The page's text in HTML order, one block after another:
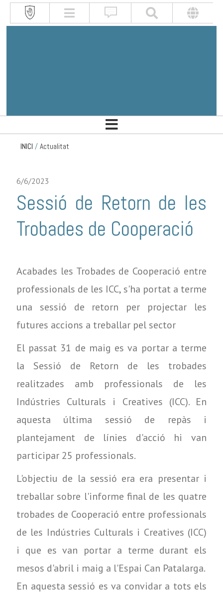
INICI / Actualitat
6/6/2023
Sessió de Retorn de les
Trobades de Cooperació
Acabades les Trobades de Cooperació entre
professionals de les ICC, s'ha portat a terme
una sessió de retorn per projectar les
futures accions a treballar pel sector
El passat 31 de maig es va portar a terme
la Sessió de Retorn de les trobades
realitzades amb professionals de les
Indústries Culturals i Creatives (ICC). En
aquesta última sessió de repàs i
plantejament de línies d'acció hi van
participar 25 professionals.
L'objectiu de la sessió era era presentar i
treballar sobre l'informe final de les quatre
trobades de Cooperació entre professionals
de les Indústries Culturals i Creatives (ICC)
i que es van portar a terme durant els
mesos d'abril i maig a l'Espai Can Patalarga.
En aquesta sessió es va convidar a tots els